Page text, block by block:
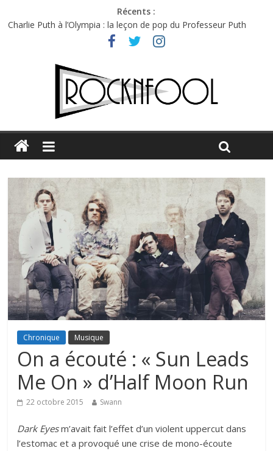
Récents :
Charlie Puth à l’Olympia : la leçon de pop du Professeur Puth
Festival Triptyque : un nouveau festival de musique indépendant
Hellfest 2026 vendredi : température et émotions en hausse
Hellfest 2026 jeudi : impossible de choisir entre chaleur et bonne
Première édition du Midgard Festival : entre bière, métal et
Chronique Musique
On a écouté : « Sun Leads
Me On » d’Half Moon Run
22 octobre 2015 Swann
Dark Eyesm’avait fait l’effet d’un violent uppercut dans
l’estomac et a provoqué une crise de mono-écoute